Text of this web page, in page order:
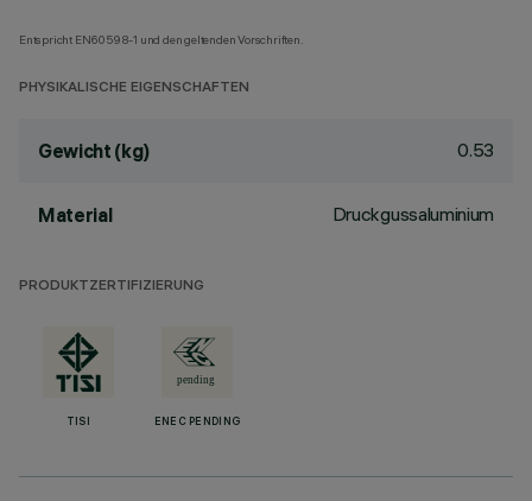
Entspricht EN60598-1 und den geltenden Vorschriften.
PHYSIKALISCHE EIGENSCHAFTEN
Gewicht (kg) 0.53
Material Druckgussaluminium
PRODUKTZERTIFIZIERUNG
TISI ENEC PENDING